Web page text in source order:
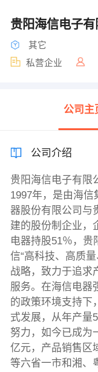
贵阳海信电子有
其它
私营企业
公司主
公司介绍
贵阳海信电子有限
1997年，是由海
器股份有限公司与
建的股份制企业，
电器持股51％，贵
信“高科技、高质
战略，致力于追求
服务。在海信电器
的政策环境支持下
式发展，从年产量
努力，如今已成为
亿元，产品销售区
等六省一市和湘、